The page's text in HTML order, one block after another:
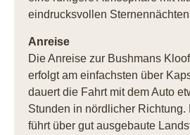
eindrucksvollen
Anreise
Die Anreise zur Bushmans
erfolgt am einfachsten über
dauert die Fahrt mit dem Auto
Stunden in nördlicher Richtung.
führt über gut ausgebaute